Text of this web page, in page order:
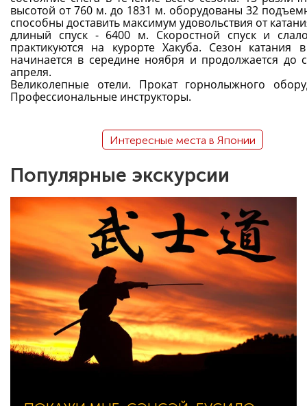
высотой от 760 м. до 1831 м. оборудованы 32
способны доставить максимум удовольствия от
длиный спуск - 6400 м. Скоростной спуск и
практикуются на курорте Хакуба. Сезон катания
начинается в середине ноября и продолжается до
апреля.
Великолепные отели. Прокат горнолыжного
Профессиональные инструкторы.
Интересные места в Японии
Популярные экскурсии